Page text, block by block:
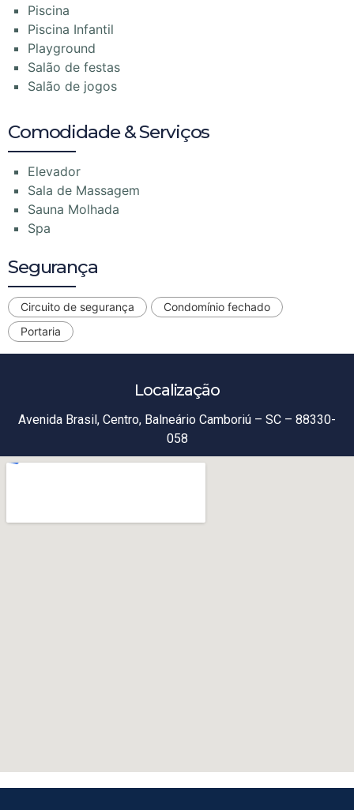
Piscina
Piscina Infantil
Playground
Salão de festas
Salão de jogos
Comodidade & Serviços
Elevador
Sala de Massagem
Sauna Molhada
Spa
Segurança
Circuito de segurança
Condomínio fechado
Portaria
Localização
Avenida Brasil, Centro, Balneário Camboriú – SC – 88330-
058